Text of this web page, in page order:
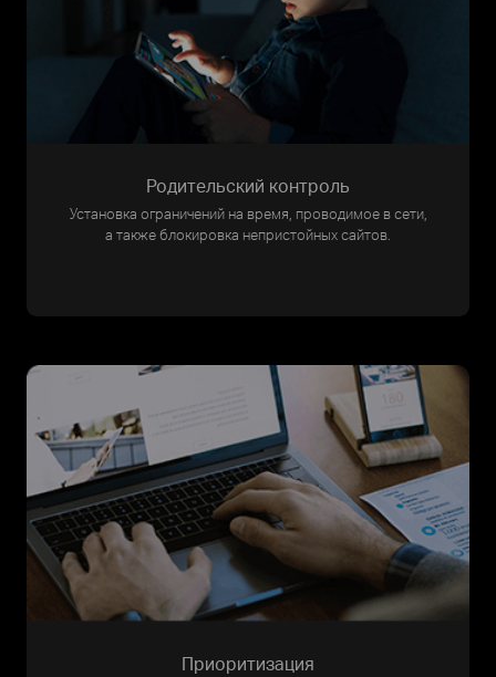
Родительский контроль
Установка ограничений на время, проводимое в сети,
а также блокировка непристойных сайтов.
Приоритизация